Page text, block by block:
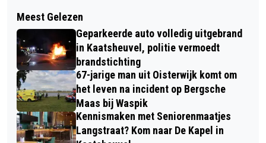
BRAND IN GARAGEWONING IN
WASPIK, BEWOONSTER NAAR
ZIEKENHUIS
RKC WAALWIJK OPENT
VOORBEREIDING MET DUEL TEGEN
REGIOTEAM WAALWIJK
Meest Gelezen
Geparkeerde auto volledig uitgebrand
in Kaatsheuvel, politie vermoedt
brandstichting
67-jarige man uit Oisterwijk komt om
het leven na incident op Bergsche
Maas bij Waspik
Kennismaken met Seniorenmaatjes
Langstraat? Kom naar De Kapel in